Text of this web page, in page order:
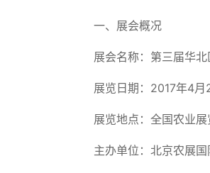
一、展会概况
展会名称：第三届华
展览日期：2017年4
展览地点：全国农业
主办单位：北京农展